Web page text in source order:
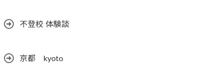
不登校 体験談
京都 kyoto